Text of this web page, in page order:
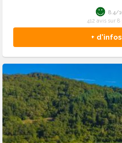
+
8.4/
412 avis sur 8